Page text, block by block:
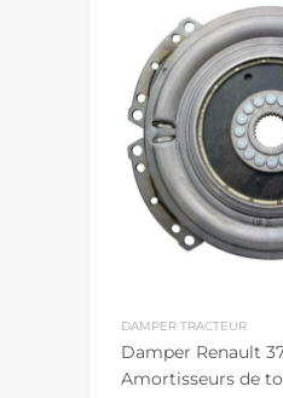
DAMPER TRACTEUR
Damper Renault
Amortisseurs de